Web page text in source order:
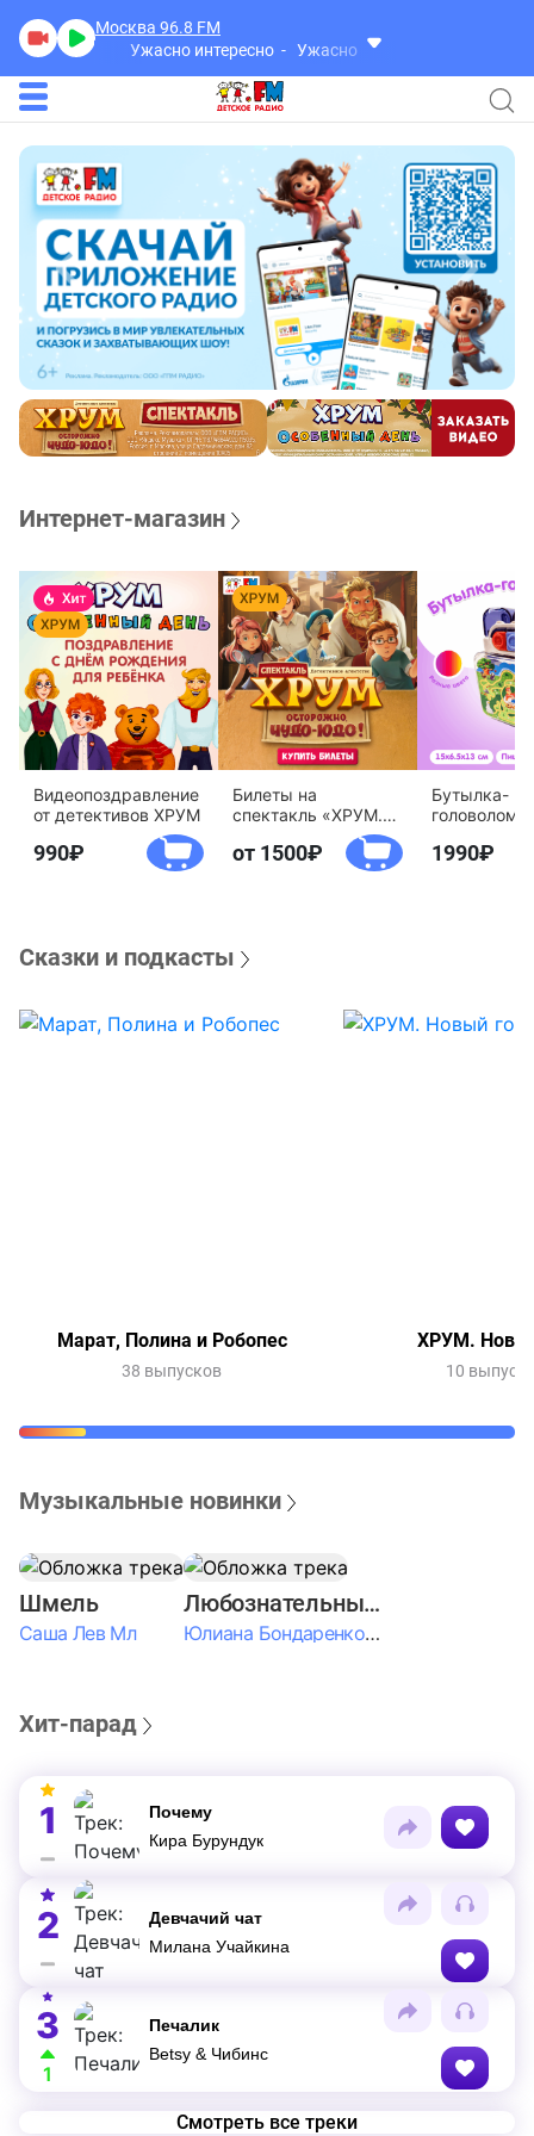
Москва 96.8 FM
Ужасно интересно
Ужасно интересно
Интернет-магазин
Видеопоздравление
от детективов ХРУМ
990
Билеты на
спектакль «ХРУМ.
Осторожно, Чудо-
Юдо!»
от 1500
Бутылка-
агентство
1990
Сказки и подкасты
Марат, Полина и Робопес
38 выпусков
ХРУМ.
10
Музыкальные новинки
Шмель
Саша Лев Мл
Любознательные Дети
Юлиана Бондаренко & Амелия Колпакова & Егор Егоров & Валерия Шевченко & Ксюша Косичкина
Хит-парад
1
Почему
Кира Бурундук
2
Девчачий чат
Милана Учайкина
3
1
Печалик
Betsy & Чибинс
Смотреть все треки